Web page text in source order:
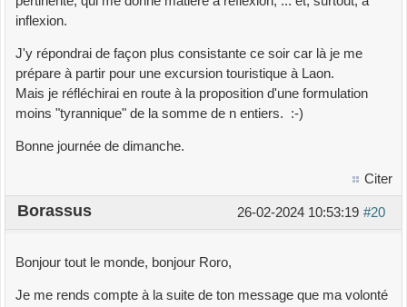
inflexion.
J'y répondrai de façon plus consistante ce soir car là je me
prépare à partir pour une excursion touristique à Laon.
Mais je réfléchirai en route à la proposition d'une formulation
moins "tyrannique" de la somme de n entiers. :-)
Bonne journée de dimanche.
Citer
#20
26-02-2024 10:53:19
Borassus
Bonjour tout le monde, bonjour Roro,
Je me rends compte à la suite de ton message que ma volonté